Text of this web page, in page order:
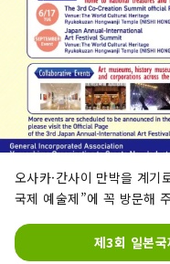
오사카·간사이 만박을 계
국제 예술제”에 꼭 방문해
제3회 일본